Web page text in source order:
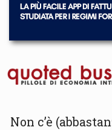
Non c’è